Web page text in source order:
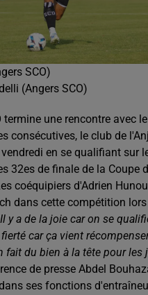
SCO)
(Angers SCO)
termine une rencontre avec
consécutives, le club de
en se qualifiant sur
32es de finale de la Coupe
coéquipiers d'Adrien
dans cette compétition lors
Il y a de la joie car on se
car ça vient
fait du bien à la tête pour les
de presse Abdel
ses fonctions